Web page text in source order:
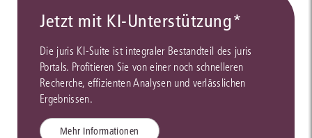
Jetzt mit KI-Unterstützung*
Die juris KI-Suite ist integraler Bestandteil des juris
Portals. Profitieren Sie von einer noch schnelleren
Recherche, effizienten Analysen und verlässlichen
Ergebnissen.
Mehr Informationen